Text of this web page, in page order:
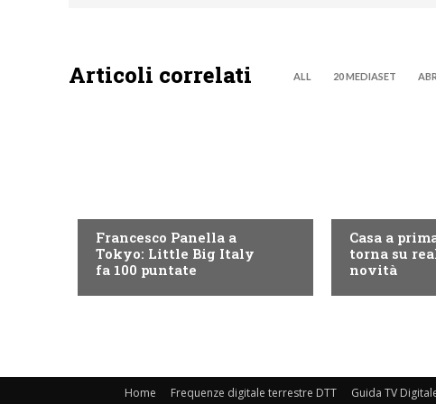
Articoli correlati ALL 20 MEDIASET
Francesco Panella a
Tokyo: Little Big Italy
fa 100 puntate
Casa a
torna su
novità
Home Frequenze digitale terrestre DTT Guida TV